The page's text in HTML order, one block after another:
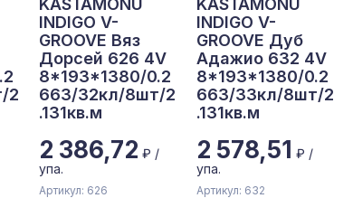
2
KASTAMONU
INDIGO V-
GROOVE Вяз
Дорсей 626 4V
8*193*1380/0.2
663/32кл/8шт/2
.131кв.м
2 386,72 ₽ /
упа.
Артикул: 626
KASTAMONU
INDIGO V-
GROOVE Дуб
Адажио 632 4V
8*193*1380/0.2
663/33кл/8шт/2
.131кв.м
2 578,51 ₽ /
упа.
Артикул: 632